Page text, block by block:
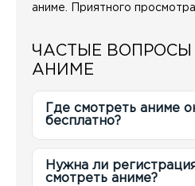
аниме. Приятного
ЧАСТЫЕ ВОПРОСЫ
АНИМЕ
Где смотреть аниме
бесплатно?
Нужна ли
смотреть аниме?